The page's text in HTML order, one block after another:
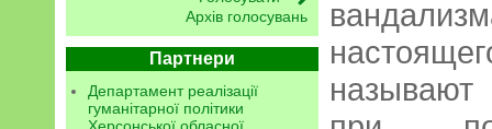
Архів голосувань
Партнери
Департамент реалізації
гуманітарної політики
называют